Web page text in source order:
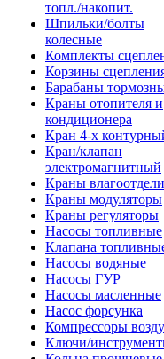
топл./накопит.
Шпильки/болты
колесные
Комплекты
Корзины
Барабаны
Краны отопителя и
кондиционера
Кран 4-х
Кран/клапан
электромагнитный
Краны
Краны модуляторы
Краны регуляторы
Насосы топливные
Клапана
Насосы водяные
Насосы ГУР
Насосы масленные
Насос форсунка
Компрессоры
Ключи/